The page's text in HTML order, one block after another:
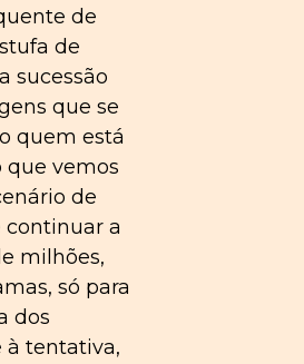
de
de
sucessão
que se
quem está
que vemos
de
continuar a
milhões,
só para
dos
à tentativa,